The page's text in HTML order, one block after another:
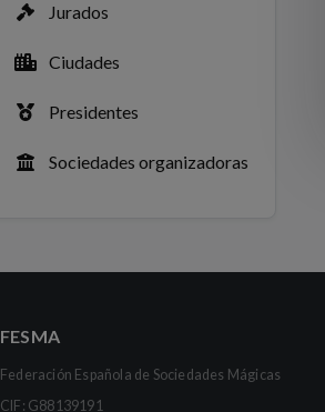
Jurados
Ciudades
Presidentes
Sociedades organizadoras
FESMA
Federación Española de Sociedades Mágicas
CIF: G88139191